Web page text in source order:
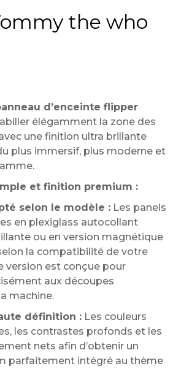
the who
d’enceinte flipper
élégamment la zone des
une finition ultra brillante
plus immersif, plus moderne et
et finition premium :
selon le modèle : Les panels
en plexiglass autocollant
ou en version magnétique
la compatibilité de votre
version est conçue pour
aux découpes
machine.
définition : Les couleurs
les contrastes profonds et les
nets afin d’obtenir un
parfaitement intégré au thème